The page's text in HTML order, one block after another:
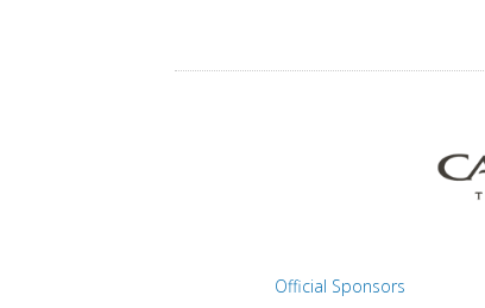
Official Sponsors